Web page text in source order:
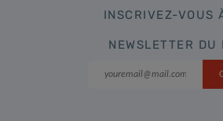
INSCRIVEZ-VOUS
NEWSLETTER DU